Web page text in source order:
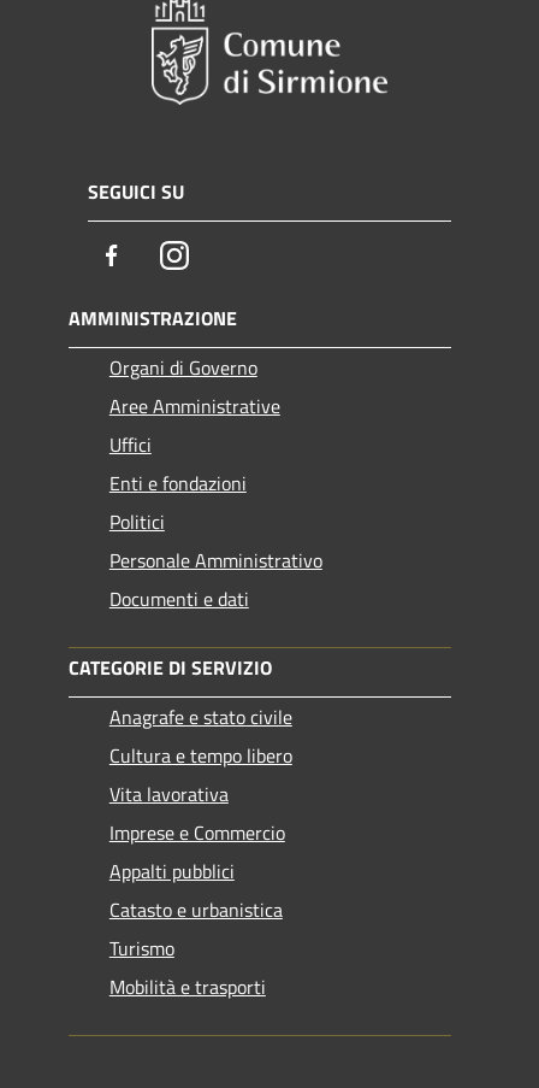
SEGUICI SU
FacebookInstagram
AMMINISTRAZIONE
Organi di Governo
Aree Amministrative
Uffici
Enti e fondazioni
Politici
Personale Amministrativo
Documenti e dati
CATEGORIE DI SERVIZIO
Anagrafe e stato civile
Cultura e tempo libero
Vita lavorativa
Imprese e Commercio
Appalti pubblici
Catasto e urbanistica
Turismo
Mobilità e trasporti